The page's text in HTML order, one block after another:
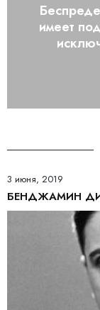
имеет
3 июня, 2019
БЕНДЖАМИН